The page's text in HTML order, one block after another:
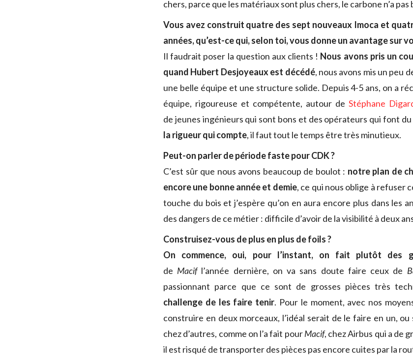
chers, parce que les matériaux sont plus chers, le carbone n’a pas
Vous avez construit quatre des sept nouveaux Imoca et
années, qu’est-ce qui, selon toi, vous donne un avantage sur
Il faudrait poser la question aux clients ! Nous avons pris un
quand Hubert Desjoyeaux est décédé, nous avons mis un peu
une belle équipe et une structure solide. Depuis 4-5 ans, on a
équipe, rigoureuse et compétente, autour de Stéphane
de jeunes ingénieurs qui sont bons et des opérateurs qui font
la rigueur qui compte, il faut tout le temps être très minutieux.
Peut-on parler de période faste pour CDK ?
C’est sûr que nous avons beaucoup de boulot : notre plan de
encore une bonne année et demie, ce qui nous oblige à refuser
touche du bois et j’espère qu’on en aura encore plus dans les
des dangers de ce métier : difficile d’avoir de la visibilité à deux
Construisez-vous de plus en plus de foils ?
On commence, oui, pour l’instant, on fait plutôt des
de Macifl’année dernière, on va sans doute faire ceux de
passionnant parce que ce sont de grosses pièces très
challenge de les faire tenir. Pour le moment, avec nos
construire en deux morceaux, l’idéal serait de le faire en un,
chez d’autres, comme on l’a fait pourMacif, chez Airbus qui a de
il est risqué de transporter des pièces pas encore cuites par la